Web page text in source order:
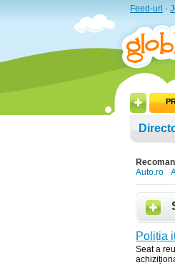
Feed-uri ·
Auto.ro
Poliția
Seat a